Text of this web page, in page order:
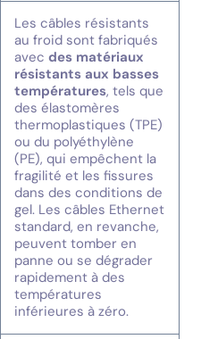
Les câbles résistants
au froid sont fabriqués
avec des matériaux
résistants aux basses
températures, tels que
des élastomères
thermoplastiques (TPE)
ou du polyéthylène
(PE), qui empêchent la
fragilité et les fissures
dans des conditions de
gel. Les câbles Ethernet
standard, en revanche,
peuvent tomber en
panne ou se dégrader
rapidement à des
températures
inférieures à zéro.